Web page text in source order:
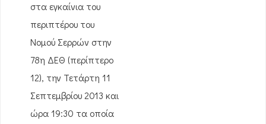
στα εγκαίνια του
περιπτέρου του
Νομού Σερρών στην
78η ΔΕΘ (περίπτερο
12), την Τετάρτη 11
Σεπτεμβρίου 2013 και
ώρα 19:30 τα οποία